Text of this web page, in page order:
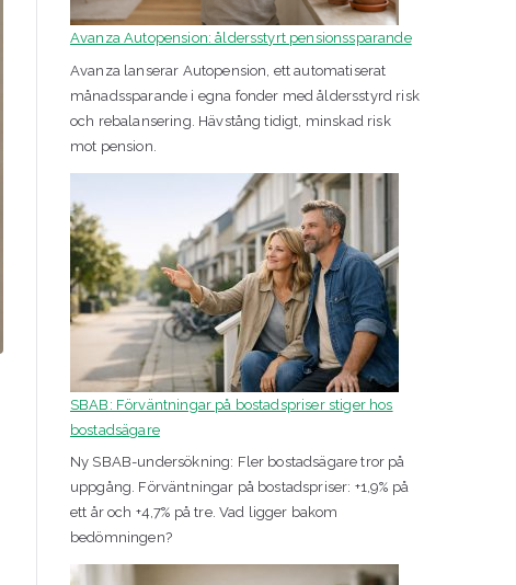
Avanza Autopension: åldersstyrt pensionssparande
Avanza lanserar Autopension, ett automatiserat
månadssparande i egna fonder med åldersstyrd risk
och rebalansering. Hävstång tidigt, minskad risk
mot pension.
SBAB: Förväntningar på bostadspriser stiger hos
bostadsägare
Ny SBAB-undersökning: Fler bostadsägare tror på
uppgång. Förväntningar på bostadspriser: +1,9% på
ett år och +4,7% på tre. Vad ligger bakom
bedömningen?